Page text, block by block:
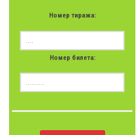
Номер тиража:
Номер билета: